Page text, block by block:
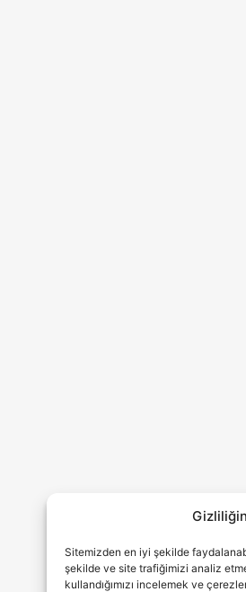
Sitemizden en iyi şekilde
şekilde ve site trafiğimizi analiz
kullandığımızı incelemek ve